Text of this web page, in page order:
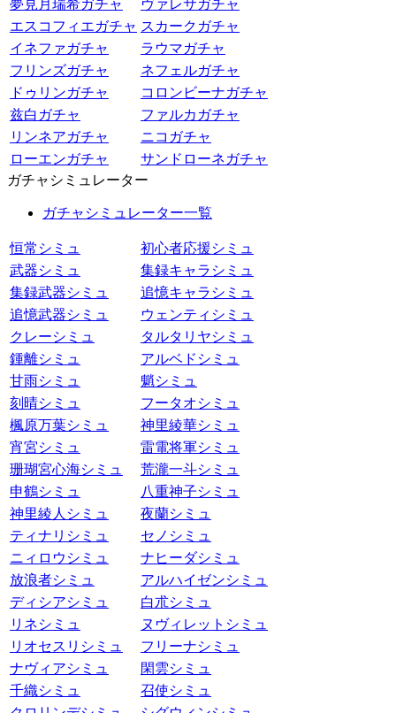
夢見月瑞希ガチャ
ヴァレサガチャ
エスコフィエガチャ スカークガチャ
イネファガチャ
ラウマガチャ
フリンズガチャ
ネフェルガチャ
ドゥリンガチャ
コロンビーナガチャ
兹白ガチャ
ファルカガチャ
リンネアガチャ
ニコガチャ
ローエンガチャ
サンドローネガチャ
ガチャシミュレーター
ガチャシミュレーター一覧
恒常シミュ
初心者応援シミュ
武器シミュ
集録キャラシミュ
集録武器シミュ
追憶キャラシミュ
追憶武器シミュ
ウェンティシミュ
クレーシミュ
タルタリヤシミュ
鍾離シミュ
アルベドシミュ
甘雨シミュ
魈シミュ
刻晴シミュ
フータオシミュ
楓原万葉シミュ
神里綾華シミュ
宵宮シミュ
雷電将軍シミュ
珊瑚宮心海シミュ
荒瀧一斗シミュ
申鶴シミュ
八重神子シミュ
神里綾人シミュ
夜蘭シミュ
ティナリシミュ
セノシミュ
ニィロウシミュ
ナヒーダシミュ
放浪者シミュ
アルハイゼンシミュ
ディシアシミュ
白朮シミュ
リネシミュ
ヌヴィレットシミュ
リオセスリシミュ
フリーナシミュ
ナヴィアシミュ
閑雲シミュ
千織シミュ
召使シミュ